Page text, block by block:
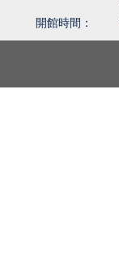
開館時間：